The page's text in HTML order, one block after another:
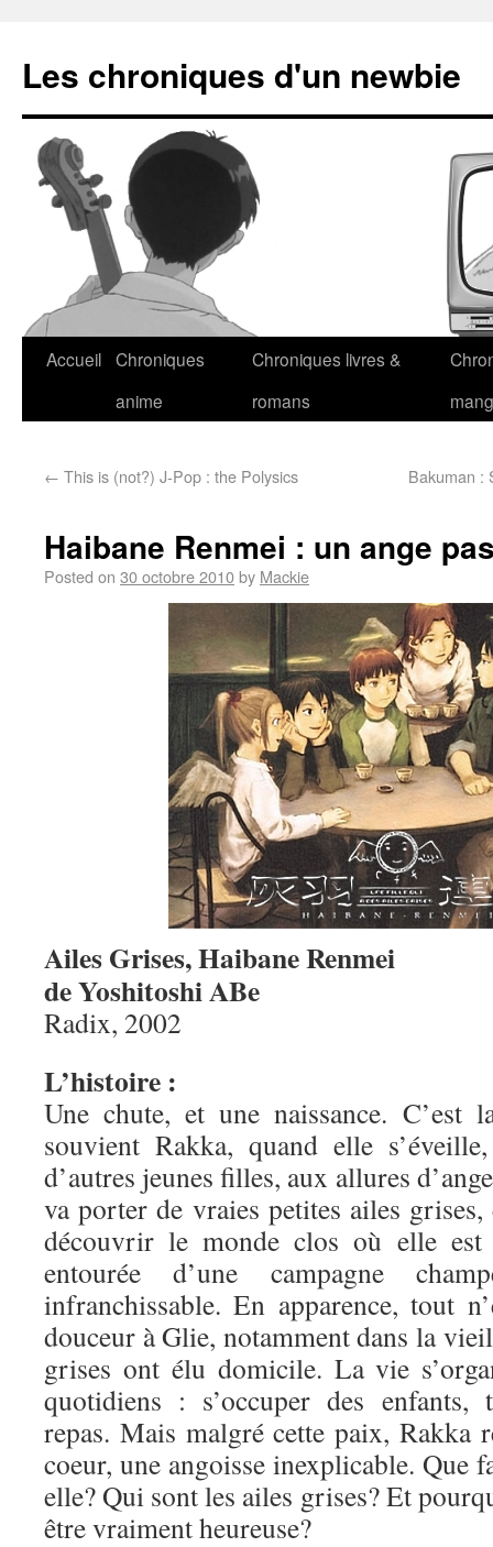
Les chroniques d'un newbie
Accueil Chroniques
anime
Chroniques livres &
romans
← This is (not?) J-Pop : the Polysics Bakuman :
Haibane Renmei : un ange
Posted on 30 octobre 2010by Mackie
Ailes Grises, Haibane Renmei
de Yoshitoshi ABe
Radix, 2002
L’histoire :
Une chute, et une naissance. C’est
souvient Rakka, quand elle
d’autres jeunes filles, aux allures
va porter de vraies petites ailes
découvrir le monde clos où elle
entourée d’une campagne
infranchissable. En apparence, tout
douceur à Glie, notamment dans la
grises ont élu domicile. La vie
quotidiens : s’occuper des enfants,
repas. Mais malgré cette paix, Rakka
coeur, une angoisse inexplicable. Que
elle? Qui sont les ailes grises? Et
être vraiment heureuse?